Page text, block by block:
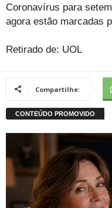
Coronavírus para
agora estão marcadas
Retirado de: UOL
Compartilhe: